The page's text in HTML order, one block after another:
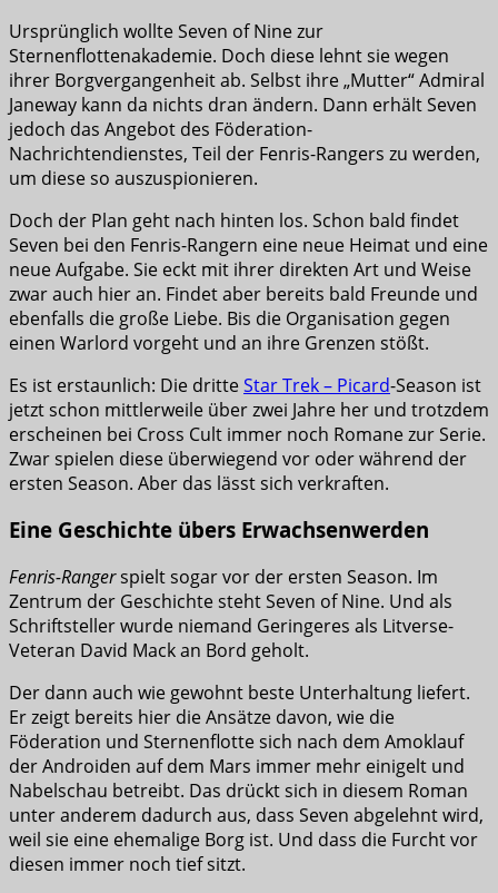
Ursprünglich wollte Seven of Nine zur
Sternenflottenakademie. Doch diese lehnt sie wegen
ihrer Borgvergangenheit ab. Selbst ihre „Mutter“ Admiral
Janeway kann da nichts dran ändern. Dann erhält Seven
jedoch das Angebot des Föderation-
Nachrichtendienstes, Teil der Fenris-Rangers zu werden,
um diese so auszuspionieren.
Doch der Plan geht nach hinten los. Schon bald findet
Seven bei den Fenris-Rangern eine neue Heimat und eine
neue Aufgabe. Sie eckt mit ihrer direkten Art und Weise
zwar auch hier an. Findet aber bereits bald Freunde und
ebenfalls die große Liebe. Bis die Organisation gegen
einen Warlord vorgeht und an ihre Grenzen stößt.
Es ist erstaunlich: Die dritteStar Trek – Picard-Season ist
jetzt schon mittlerweile über zwei Jahre her und trotzdem
erscheinen bei Cross Cult immer noch Romane zur Serie.
Zwar spielen diese überwiegend vor oder während der
ersten Season. Aber das lässt sich verkraften.
Eine Geschichte übers Erwachsenwerden
Fenris-Rangerspielt sogar vor der ersten Season. Im
Zentrum der Geschichte steht Seven of Nine. Und als
Schriftsteller wurde niemand Geringeres als Litverse-
Veteran David Mack an Bord geholt.
Der dann auch wie gewohnt beste Unterhaltung liefert.
Er zeigt bereits hier die Ansätze davon, wie die
Föderation und Sternenflotte sich nach dem Amoklauf
der Androiden auf dem Mars immer mehr einigelt und
Nabelschau betreibt. Das drückt sich in diesem Roman
unter anderem dadurch aus, dass Seven abgelehnt wird,
weil sie eine ehemalige Borg ist. Und dass die Furcht vor
diesen immer noch tief sitzt.